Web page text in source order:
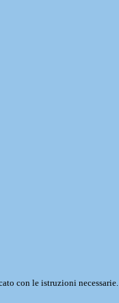
con le istruzioni necessarie.